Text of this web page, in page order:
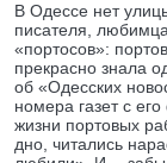
В Одессе нет
писателя,
«портосов»:
прекрасно знала
об «Одесских
номера газет с
жизни портовых
дно, читались